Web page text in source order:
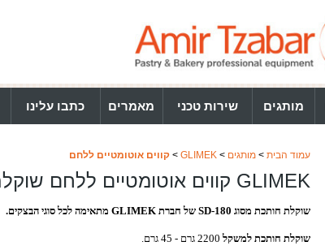
מותגים שירות טכני מאמרים כתבו עלינו
עמוד הבית >מותגים >
GLIMEK
>קווים אוטומטיים ללחם
GLIMEK קווים אוטומטיים ללחם שוקלת חותכת SD-180
שוקלת חותכת מסוג SD-180 של חברת GLIMEK מתאימה לכל סוגי הבצקים.
שוקלת חותכת למשקל